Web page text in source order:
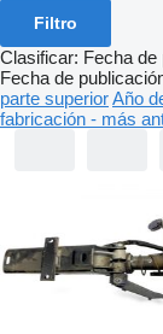
Filtro
Clasificar: Fecha de
Fecha de
parte superiorAño
fabricación - más